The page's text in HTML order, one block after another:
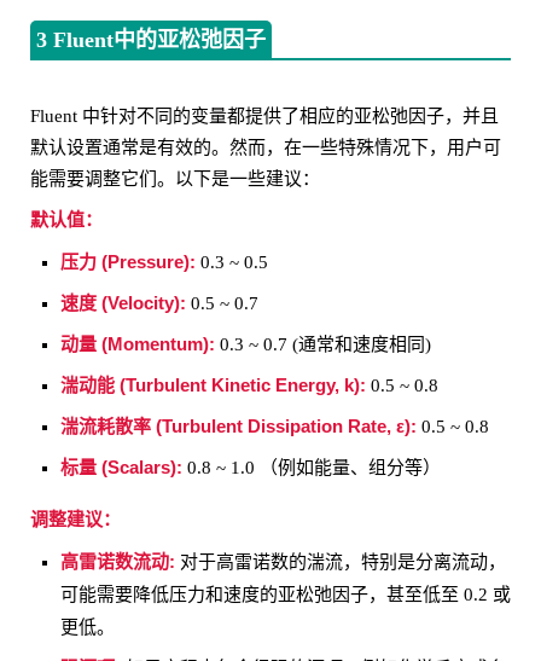
3 Fluent中的亚松弛因子
Fluent 中针对不同的变量都提供了相应的亚松弛因子，并且
默认设置通常是有效的。然而，在一些特殊情况下，用户可
能需要调整它们。以下是一些建议：
默认值：
压力 (Pressure): 0.3 ~ 0.5
速度 (Velocity): 0.5 ~ 0.7
动量 (Momentum): 0.3 ~ 0.7 (通常和速度相同)
湍动能 (Turbulent Kinetic Energy, k): 0.5 ~ 0.8
湍流耗散率 (Turbulent Dissipation Rate, ε): 0.5 ~ 0.8
标量 (Scalars): 0.8 ~ 1.0 （例如能量、组分等）
调整建议：
高雷诺数流动: 对于高雷诺数的湍流，特别是分离流动，
可能需要降低压力和速度的亚松弛因子，甚至低至 0.2 或
更低。